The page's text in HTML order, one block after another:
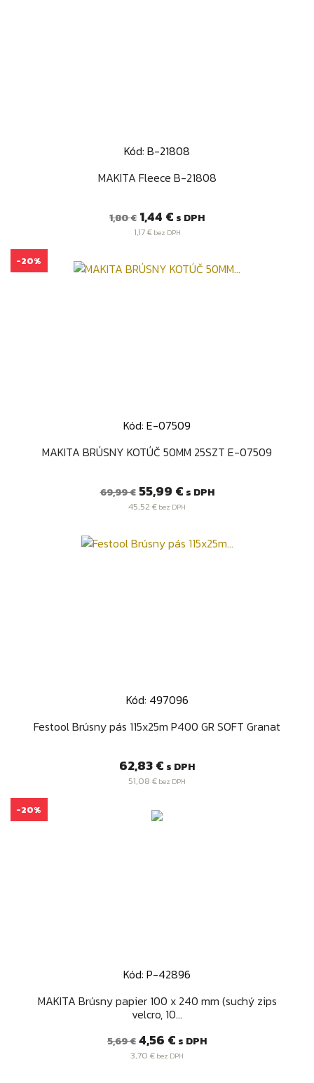
Kód: B-21808
MAKITA Fleece B-21808
Bežná
cena
1,80 € Cena
1,44 € s DPH
1,17 €bez DPH
Kód: E-07509
MAKITA BRÚSNY KOTÚČ 50MM 25SZT E-07509
Bežná
cena
69,99 € Cena
55,99 € s DPH
45,52 € bez DPH
-20%
Kód: 497096
Festool Brúsny pás 115x25m P400 GR SOFT Granat
Cena
62,83 € s DPH
51,08 € bez DPH
Kód: P-42896
MAKITA Brúsny papier 100 x 240 mm (suchý zips
velcro, 10...
Bežná
cena
5,69 €Cena
4,56 € s DPH
3,70 € bez DPH
-20%